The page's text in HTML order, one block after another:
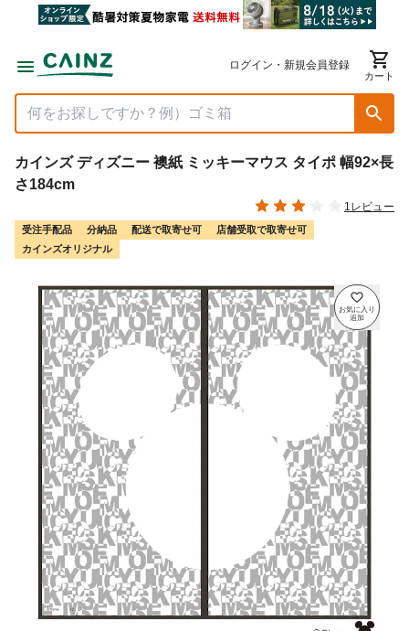
ログイン・新規会員登録
カート
カインズ ディズニー 襖紙 ミッキーマウス タイポ 幅92×長
さ184cm
1レビュー
受注手配品 分納品 配送で取寄せ可
店舗受取で取寄せ可
カインズオリジナル